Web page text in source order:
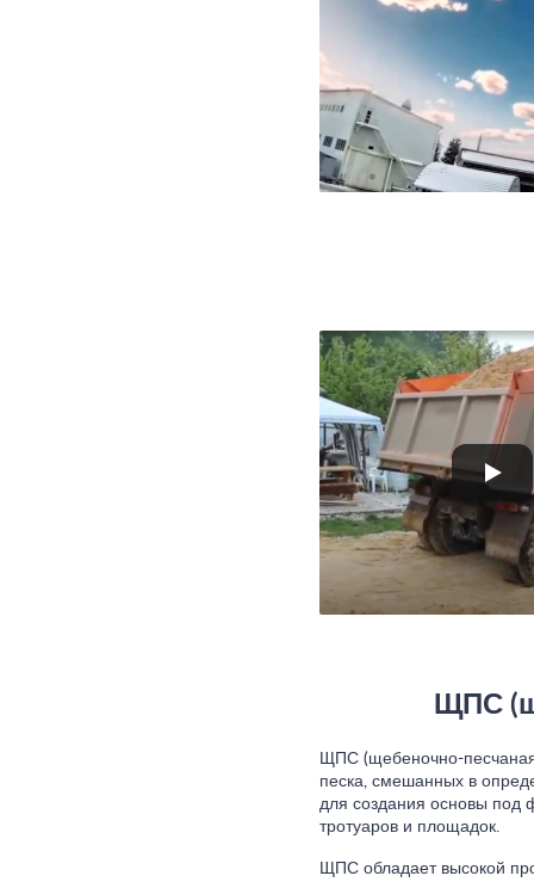
ЩПС
ЩПС (щебеночно-
песка, смешанных в
для создания основы под
тротуаров и площадок.
ЩПС обладает высокой